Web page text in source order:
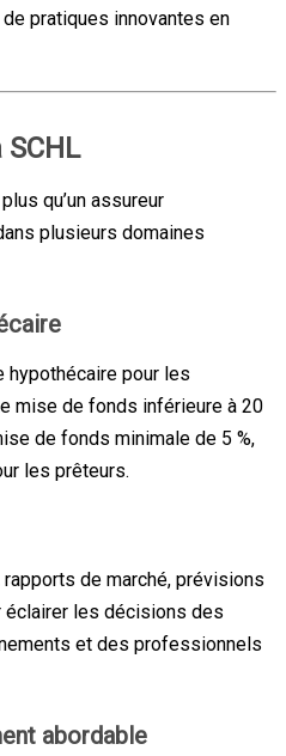
pratiques innovantes en
qu’un assureur
plusieurs domaines
hypothécaire pour les
mise de fonds inférieure à 20
de fonds minimale de 5 %,
les prêteurs.
de marché, prévisions
les décisions des
et des professionnels
abordable